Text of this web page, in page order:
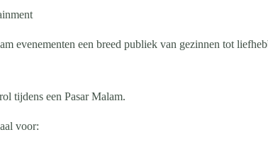
evenementen een breed publiek van gezinnen tot
tijdens een Pasar Malam.
voor: